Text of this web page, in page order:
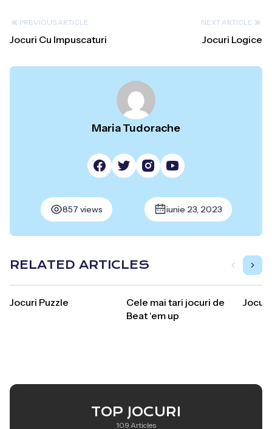
PREVIOUS ARTICLE
Jocuri Cu Impuscaturi
NEXT ARTICLE
Jocuri Logice
Maria Tudorache
857 views iunie 23, 2023
RELATED ARTICLES
Jocuri Puzzle
Cele mai tari jocuri de
Beat ‘em up
TOP JOCURI
109 Articles